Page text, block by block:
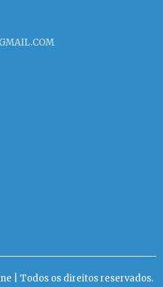
| Todos os direitos reservados.